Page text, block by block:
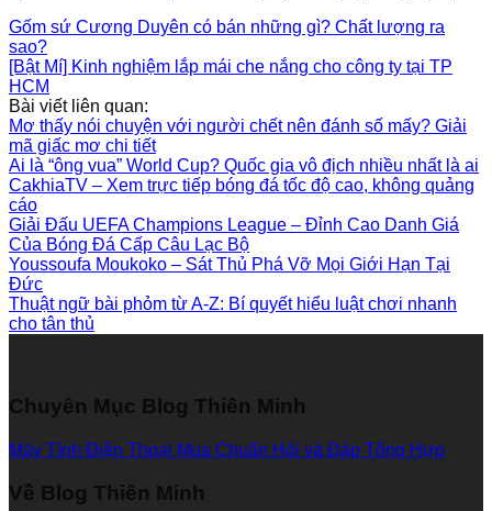
Gốm sứ Cương Duyên có bán những gì? Chất lượng ra
sao?
[Bật Mí] Kinh nghiệm lắp mái che nắng cho công ty tại TP
HCM
Bài viết liên quan:
Mơ thấy nói chuyện với người chết nên đánh số mấy? Giải
mã giấc mơ chi tiết
Ai là “ông vua” World Cup? Quốc gia vô địch nhiều nhất là ai
CakhiaTV – Xem trực tiếp bóng đá tốc độ cao, không quảng
cáo
Giải Đấu UEFA Champions League – Đỉnh Cao Danh Giá
Của Bóng Đá Cấp Câu Lạc Bộ
Youssoufa Moukoko – Sát Thủ Phá Vỡ Mọi Giới Hạn Tại
Đức
Thuật ngữ bài phỏm từ A-Z: Bí quyết hiểu luật chơi nhanh
cho tân thủ
Chuyên Mục Blog Thiên Minh
Máy Tính Điện Thoại Mua Chuẩn Hỏi và Đáp Tổng Hợp
Về Blog Thiên Minh